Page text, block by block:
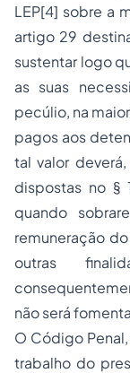
LEP[4] sobre a
artigo 29
sustentar logo
as suas
pecúlio, na
pagos aos
tal valor
dispostas no §
quando
remuneração
outras
não será
O Código
trabalho do